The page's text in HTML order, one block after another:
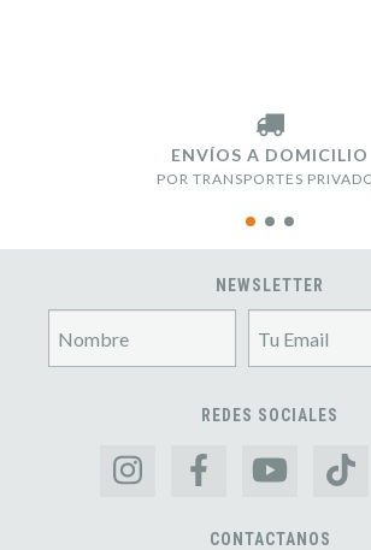
ENVÍOS A DOMICILIO
POR TRANSPORTES
NEWSLETTER
REDES SOCIALES
CONTACTANOS